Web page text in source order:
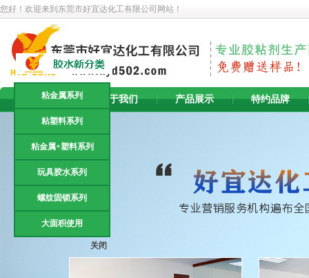
您好！欢迎来到东莞市好宜达化工有限公司网站！
首 页 关于我们 产品展示 特约品牌
粘金属系列
粘塑料系列
粘金属+塑料系列
玩具胶水系列
螺纹固锁系列
大面积使用
关闭